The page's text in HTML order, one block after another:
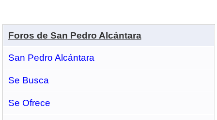
Foros de San Pedro Alcántara
San Pedro Alcántara
Se Busca
Se Ofrece